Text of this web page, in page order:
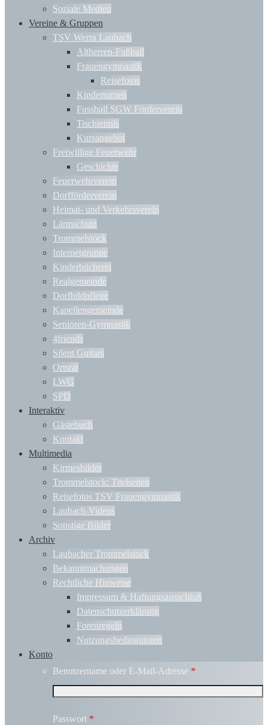
Soziale Medien
Vereine & Gruppen
TSV Werra Laubach
Altherren-Fußball
Frauengymnastik
Reisefotos
Kinderturnen
Fussball SGW Förderverein
Tischtennis
Kursangebot
Freiwillige Feuerwehr
Geschichte
Feuerwehrverein
Dorfförderverein
Heimat- und Verkehrsverein
Lärmschutz
Trommelstock
Internetgruppe
Kinderbücherei
Realgemeinde
Dorfbildpflege
Kapellengemeinde
Senioren-Gymnastik
4friends
Silent Guitars
Ortsrat
LWG
SPD
Interaktiv
Gästebuch
Kontakt
Multimedia
Kirmesbilder
Trommelstock: Titelseiten
Reisefotos TSV Frauengymnastik
Laubach-Videos
Sonstige Bilder
Archiv
Laubacher Trommelstock
Bekanntmachungen
Rechtliche Hinweise
Impressum & Haftungsausschluß
Datenschutzerklärung
Forenregeln
Nutzungsbedingungen
Konto
Benutzername oder E-Mail-Adresse *
Passwort *